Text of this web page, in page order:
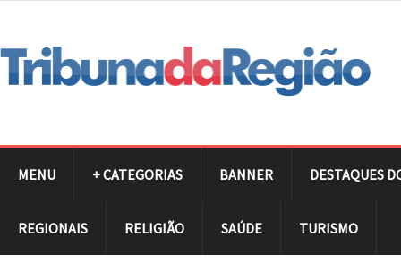
MENU + CATEGORIAS BANNER DESTAQUES
REGIONAIS RELIGIÃO SAÚDE TURISMO